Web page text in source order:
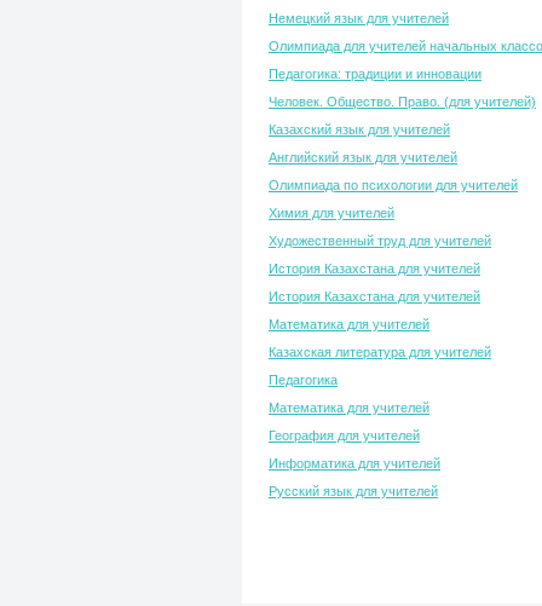
Немецкий язык для учителей
Олимпиада для учителей начальных
Педагогика: традиции и инновации
Человек. Общество. Право. (для учителей)
Казахский язык для учителей
Английский язык для учителей
Олимпиада по психологии для учителей
Химия для учителей
Художественный труд для учителей
История Казахстана для учителей
История Казахстана для учителей
Математика для учителей
Казахская литература для учителей
Педагогика
Математика для учителей
География для учителей
Информатика для учителей
Русский язык для учителей